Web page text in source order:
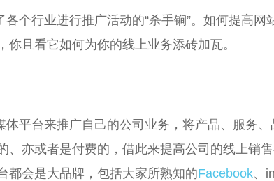
各个行业进行推广活动的“杀手锏”。如何提高网
且看它如何为你的线上业务添砖加瓦。
平台来推广自己的公司业务，将产品、服务、
、亦或者是付费的，借此来提高公司的线上销
都会是大品牌，包括大家所熟知的Facebook、